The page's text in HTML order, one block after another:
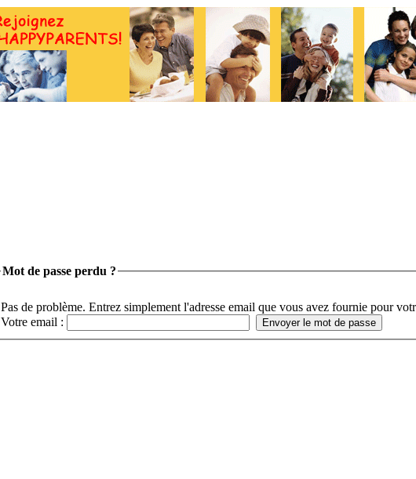
Mot de passe perdu ?
Pas de problème. Entrez simplement l'adresse email que vous avez fournie pour
Votre email :